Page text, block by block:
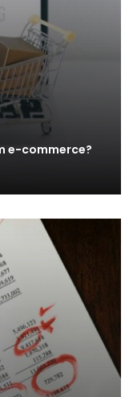
e-commerce?